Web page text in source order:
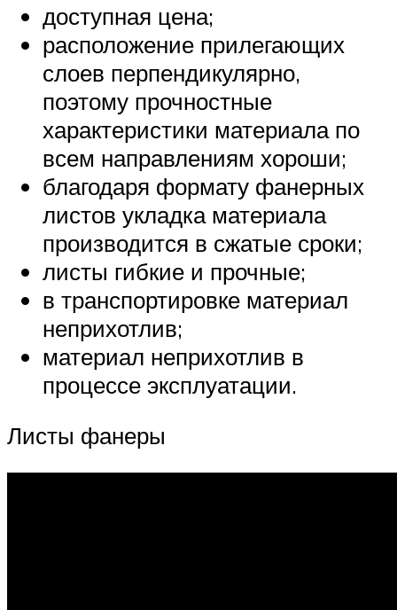
доступная цена;
расположение прилегающих
слоев перпендикулярно,
поэтому прочностные
характеристики материала по
всем направлениям хороши;
благодаря формату фанерных
листов укладка материала
производится в сжатые сроки;
листы гибкие и прочные;
в транспортировке материал
неприхотлив;
материал неприхотлив в
процессе эксплуатации.
Листы фанеры